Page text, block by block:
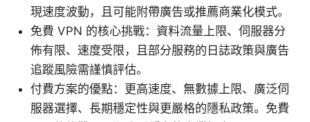
現速度波動，且可能附帶廣告或推薦商業化模式。
免費 VPN 的核心挑戰：資料流量上限、伺服器分
佈有限、速度受限，且部分服務的日誌政策與廣告
追蹤風險需謹慎評估。
付費方案的優點：更高速度、無數據上限、廣泛伺
服器選擇、長期穩定性與更嚴格的隱私政策。免費